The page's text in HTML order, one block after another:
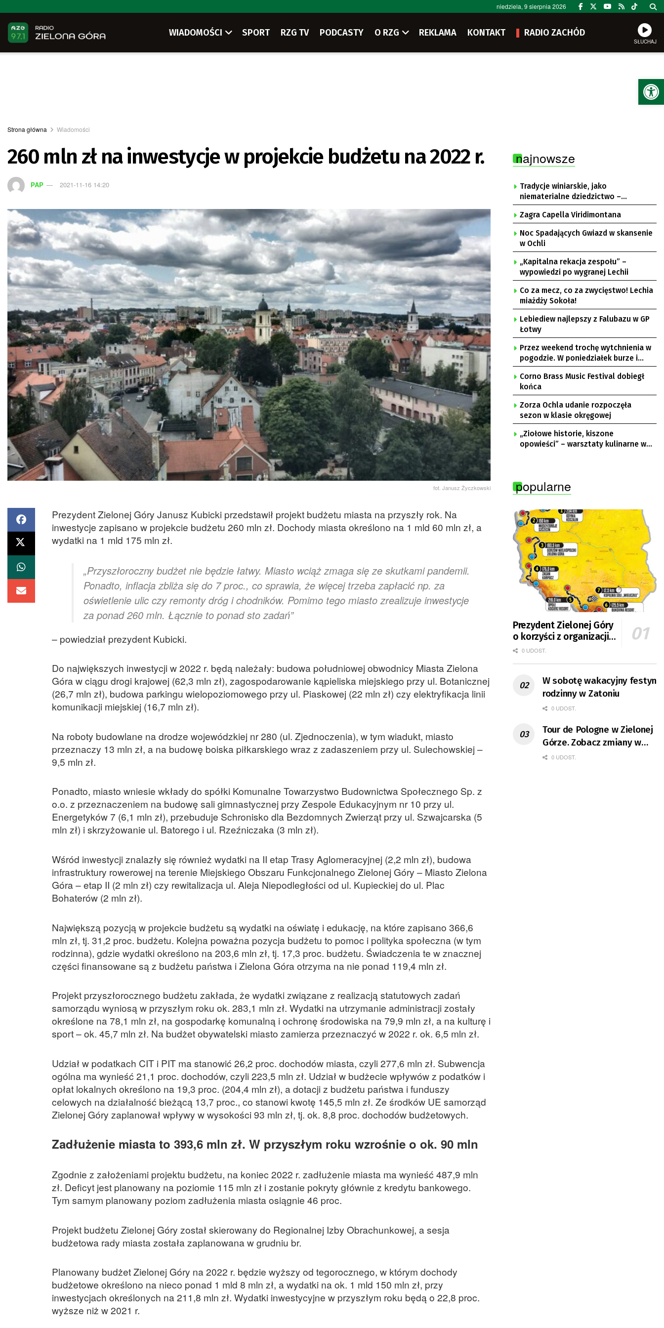
niedziela, 9 sierpnia 2026
WIADOMOŚCI SPORT RZG TV PODCASTY O RZG REKLAMA KONTAKT RADIO ZACHÓD
SŁUCHAJ
Strona główna Wiadomości
260 mln zł na inwestycje w projekcie budżetu na 2022 r.
PAP 2021-11-16 14:20
fot. Janusz Życzkowski
Prezydent Zielonej Góry Janusz Kubicki przedstawił projekt budżetu miasta na przyszły rok. Na
inwestycje zapisano w projekcie budżetu 260 mln zł. Dochody miasta określono na 1 mld 60 mln zł, a
wydatki na 1 mld 175 mln zł.
„Przyszłoroczny budżet nie będzie łatwy. Miasto wciąż zmaga się ze skutkami pandemii.
Ponadto, inflacja zbliża się do 7 proc., co sprawia, że więcej trzeba zapłacić np. za
oświetlenie ulic czy remonty dróg i chodników. Pomimo tego miasto zrealizuje inwestycje
za ponad 260 mln. Łącznie to ponad sto zadań”
– powiedział prezydent Kubicki.
Do największych inwestycji w 2022 r. będą należały: budowa południowej obwodnicy Miasta Zielona
Góra w ciągu drogi krajowej (62,3 mln zł), zagospodarowanie kąpieliska miejskiego przy ul. Botanicznej
(26,7 mln zł), budowa parkingu wielopoziomowego przy ul. Piaskowej (22 mln zł) czy elektryfikacja linii
komunikacji miejskiej (16,7 mln zł).
Na roboty budowlane na drodze wojewódzkiej nr 280 (ul. Zjednoczenia), w tym wiadukt, miasto
przeznaczy 13 mln zł, a na budowę boiska piłkarskiego wraz z zadaszeniem przy ul. Sulechowskiej –
9,5 mln zł.
Ponadto, miasto wniesie wkłady do spółki Komunalne Towarzystwo Budownictwa Społecznego Sp. z
o.o. z przeznaczeniem na budowę sali gimnastycznej przy Zespole Edukacyjnym nr 10 przy ul.
Energetyków 7 (6,1 mln zł), przebuduje Schronisko dla Bezdomnych Zwierząt przy ul. Szwajcarska (5
mln zł) i skrzyżowanie ul. Batorego i ul. Rzeźniczaka (3 mln zł).
Wśród inwestycji znalazły się również wydatki na II etap Trasy Aglomeracyjnej (2,2 mln zł), budowa
infrastruktury rowerowej na terenie Miejskiego Obszaru Funkcjonalnego Zielonej Góry – Miasto Zielona
Góra – etap II (2 mln zł) czy rewitalizacja ul. Aleja Niepodległości od ul. Kupieckiej do ul. Plac
Bohaterów (2 mln zł).
Największą pozycją w projekcie budżetu są wydatki na oświatę i edukację, na które zapisano 366,6
mln zł, tj. 31,2 proc. budżetu. Kolejna poważna pozycja budżetu to pomoc i polityka społeczna (w tym
rodzinna), gdzie wydatki określono na 203,6 mln zł, tj. 17,3 proc. budżetu. Świadczenia te w znacznej
części finansowane są z budżetu państwa i Zielona Góra otrzyma na nie ponad 119,4 mln zł.
Projekt przyszłorocznego budżetu zakłada, że wydatki związane z realizacją statutowych zadań
samorządu wyniosą w przyszłym roku ok. 283,1 mln zł. Wydatki na utrzymanie administracji zostały
określone na 78,1 mln zł, na gospodarkę komunalną i ochronę środowiska na 79,9 mln zł, a na kulturę i
sport – ok. 45,7 mln zł. Na budżet obywatelski miasto zamierza przeznaczyć w 2022 r. ok. 6,5 mln zł.
Udział w podatkach CIT i PIT ma stanowić 26,2 proc. dochodów miasta, czyli 277,6 mln zł. Subwencja
ogólna ma wynieść 21,1 proc. dochodów, czyli 223,5 mln zł. Udział w budżecie wpływów z podatków i
opłat lokalnych określono na 19,3 proc. (204,4 mln zł), a dotacji z budżetu państwa i funduszy
celowych na działalność bieżącą 13,7 proc., co stanowi kwotę 145,5 mln zł. Ze środków UE samorząd
Zielonej Góry zaplanował wpływy w wysokości 93 mln zł, tj. ok. 8,8 proc. dochodów budżetowych.
Zadłużenie miasta to 393,6 mln zł. W przyszłym roku wzrośnie o ok. 90 mln
Zgodnie z założeniami projektu budżetu, na koniec 2022 r. zadłużenie miasta ma wynieść 487,9 mln
zł. Deficyt jest planowany na poziomie 115 mln zł i zostanie pokryty głównie z kredytu bankowego.
Tym samym planowany poziom zadłużenia miasta osiągnie 46 proc.
Projekt budżetu Zielonej Góry został skierowany do Regionalnej Izby Obrachunkowej, a sesja
budżetowa rady miasta została zaplanowana w grudniu br.
Planowany budżet Zielonej Góry na 2022 r. będzie wyższy od tegorocznego, w którym dochody
budżetowe określono na nieco ponad 1 mld 8 mln zł, a wydatki na ok. 1 mld 150 mln zł, przy
inwestycjach określonych na 211,8 mln zł. Wydatki inwestycyjne w przyszłym roku będą o 22,8 proc.
wyższe niż w 2021 r.
najnowsze
Tradycje winiarskie, jako
niematerialne dziedzictwo –
konsultacje i projekt
Zagra Capella Viridimontana
Noc Spadających Gwiazd w skansenie
w Ochli
„Kapitalna rekacja zespołu” –
wypowiedzi po wygranej Lechii
Co za mecz, co za zwycięstwo! Lechia
miażdży Sokoła!
Lebiediew najlepszy z Falubazu w GP
Łotwy
Przez weekend trochę wytchnienia w
pogodzie. W poniedziałek burze i
upał
Corno Brass Music Festival dobiegł
końca
Zorza Ochla udanie rozpoczęła
sezon w klasie okręgowej
„Ziołowe historie, kiszone
opowieści” – warsztaty kulinarne w
popularne
Prezydent Zielonej Góry
o korzyści z organizacji
mety Tour de Pologne
0 UDOST.
W sobotę wakacyjny festyn
rodzinny w Zatoniu
0 UDOST.
Tour de Pologne w Zielonej
Górze. Zobacz zmiany w
organizacji ruchu
0 UDOST.